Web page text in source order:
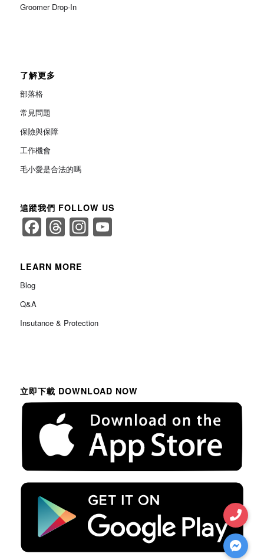
Groomer Drop-In
了解更多
部落格
常見問題
保險與保障
工作機會
毛小愛是合法的嗎
追蹤我們 FOLLOW US
Facebook
Threads
Instagram
YouTube
LEARN MORE
Blog
Q&A
Insutance & Protection
立即下載 DOWNLOAD NOW